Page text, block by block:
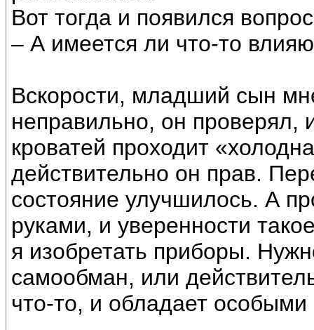
Вот тогда и появился
– А имеется ли что-то
Вскорости, младший сын
неправильно, он проверял,
кроватей проходит
действительно он прав.
состояние улучшилось. А
руками, и уверенности
я изобретать приборы.
самообман, или
что-то, и обладает особыми